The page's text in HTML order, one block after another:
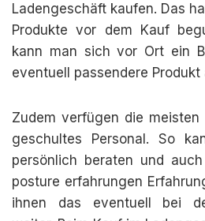
Ladengeschäft kaufen. Das
Produkte vor dem Kauf
kann man sich vor Ort ein
eventuell passendere Produkt
Zudem verfügen die meisten
geschultes Personal. So
persönlich beraten und
posture erfahrungen
ihnen das eventuell bei